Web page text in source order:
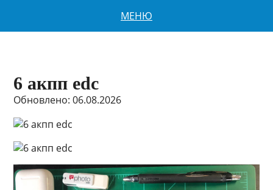
МЕНЮ
6 акпп edc
Обновлено: 06.08.2026